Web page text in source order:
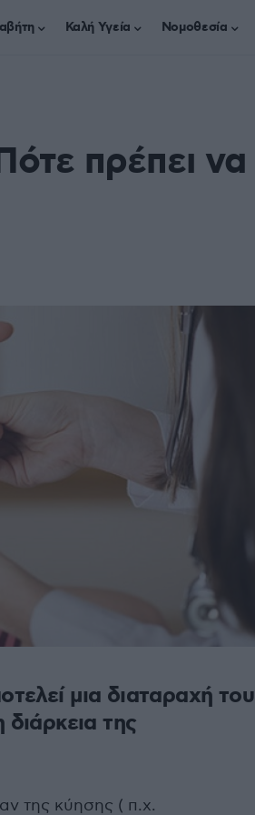
Καλή Υγεία Νομοθεσία
πρέπει να
μια διαταραχή του
της
της κύησης ( π.χ.